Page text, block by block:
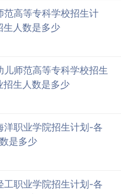
高等专科学校招生计
生人数是多少
师范高等专科学校招生
生人数是多少
职业学院招生计划-各
是多少
职业学院招生计划-各